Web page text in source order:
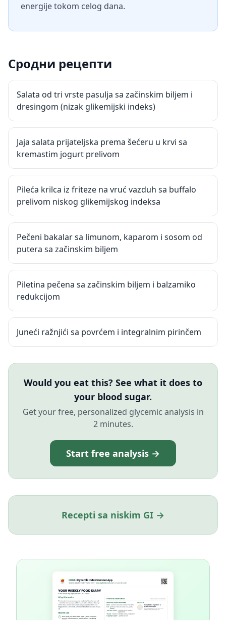
energije tokom celog dana.
Сродни рецепти
Salata od tri vrste pasulja sa začinskim biljem i
dresingom (nizak glikemijski indeks)
Jaja salata prijateljska prema šećeru u krvi sa
kremastim jogurt prelivom
Pileća krilca iz friteze na vruć vazduh sa buffalo
prelivom niskog glikemijskog indeksa
Pečeni bakalar sa limunom, kaparom i sosom od
putera sa začinskim biljem
Piletina pečena sa začinskim biljem i balzamiko
redukcijom
Juneći ražnjići sa povrćem i integralnim pirinčem
Would you eat this? See what it does to
your blood sugar.
Get your free, personalized glycemic analysis in
2 minutes.
Start free analysis →
Recepti sa niskim GI →